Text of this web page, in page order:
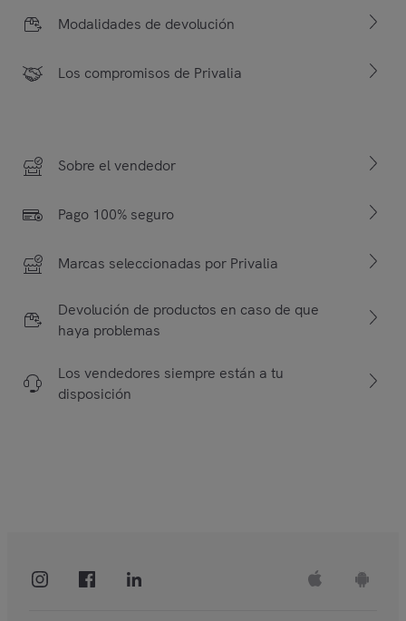
Modalidades de devolución
Los compromisos de Privalia
Sobre el vendedor
Pago 100% seguro
Marcas seleccionadas por Privalia
Devolución de productos en caso de que
haya problemas
Los vendedores siempre están a tu
disposición